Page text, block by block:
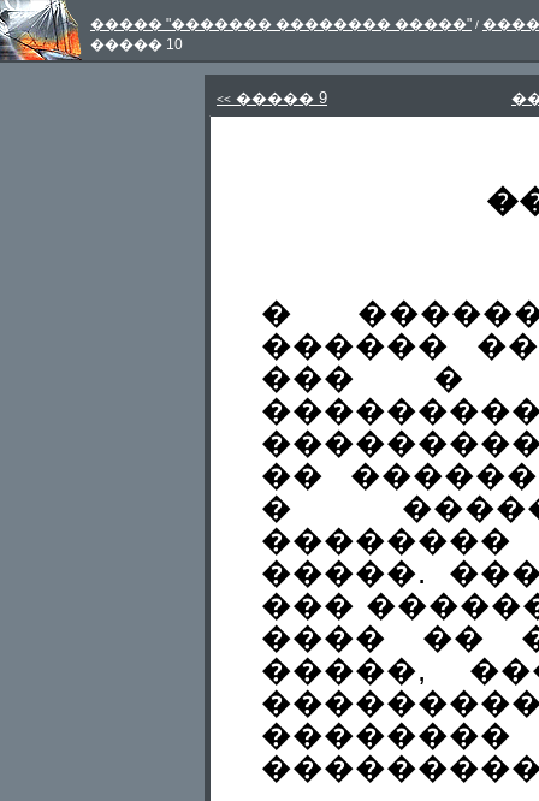
����� "������� �������� �����" /
����� 10
<< ����� 9
�
������
��� �
��
�
�����.
���
���� ��
�����,